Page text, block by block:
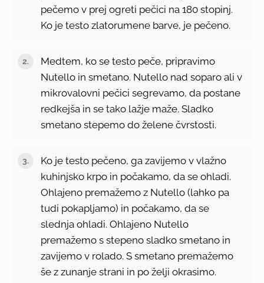
pečemo v prej ogreti pečici na 180 stopinj.
Ko je testo zlatorumene barve, je pečeno.
Medtem, ko se testo peče, pripravimo
Nutello in smetano. Nutello nad soparo ali v
mikrovalovni pečici segrevamo, da postane
redkejša in se tako lažje maže. Sladko
smetano stepemo do želene čvrstosti.
Ko je testo pečeno, ga zavijemo v vlažno
kuhinjsko krpo in počakamo, da se ohladi.
Ohlajeno premažemo z Nutello (lahko pa
tudi pokapljamo) in počakamo, da se
slednja ohladi. Ohlajeno Nutello
premažemo s stepeno sladko smetano in
zavijemo v rolado. S smetano premažemo
še z zunanje strani in po želji okrasimo.